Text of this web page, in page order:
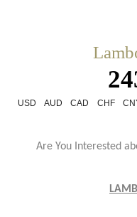
USD AUD CAD CHF
Are You Interested